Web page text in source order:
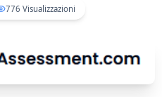
776 Visualizzazioni